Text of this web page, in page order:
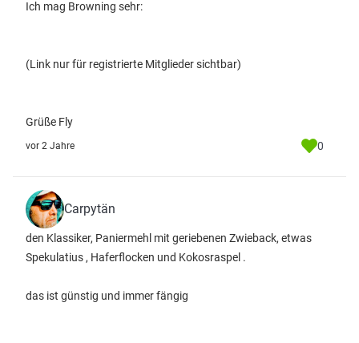
Ich mag Browning sehr:
(Link nur für registrierte Mitglieder sichtbar)
Grüße Fly
vor 2 Jahre 0
Carpytän
den Klassiker, Paniermehl mit geriebenen Zwieback, etwas
Spekulatius , Haferflocken und Kokosraspel .
das ist günstig und immer fängig